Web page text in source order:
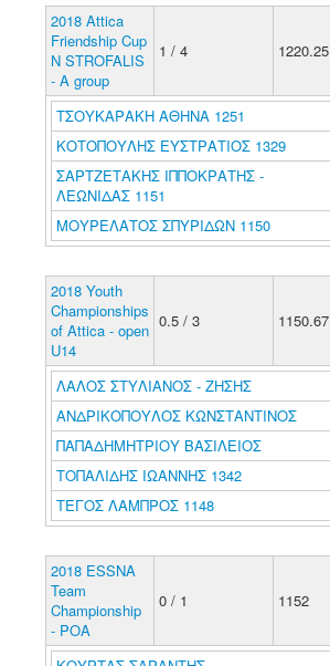
2018 Attica
Friendship Cup
N STROFALIS
- A group
1 / 4 1220.25
ΤΣΟΥΚΑΡΑΚΗ ΑΘΗΝΑ 1251
ΚΟΤΟΠΟΥΛΗΣ ΕΥΣΤΡΑΤΙΟΣ 1329
ΣΑΡΤΖΕΤΑΚΗΣ ΙΠΠΟΚΡΑΤΗΣ -
ΛΕΩΝΙΔΑΣ 1151
ΜΟΥΡΕΛΑΤΟΣ ΣΠΥΡΙΔΩΝ 1150
2018 Youth
Championships
of Attica - open
U14
0.5 / 3 1150.67
ΛΑΛΟΣ ΣΤΥΛΙΑΝΟΣ - ΖΗΣΗΣ
ΑΝΔΡΙΚΟΠΟΥΛΟΣ ΚΩΝΣΤΑΝΤΙΝΟΣ
ΠΑΠΑΔΗΜΗΤΡΙΟΥ ΒΑΣΙΛΕΙΟΣ
ΤΟΠΑΛΙΔΗΣ ΙΩΑΝΝΗΣ 1342
ΤΕΓΟΣ ΛΑΜΠΡΟΣ 1148
2018 ESSNA
Team
Championship
- POA
0 / 1 1152